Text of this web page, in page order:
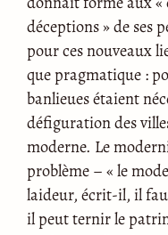
déceptions » de ses
pour ces nouveaux
que pragmatique :
banlieues étaient
défiguration des
moderne. Le
problème – « le
laideur, écrit-il, il
il peut ternir le